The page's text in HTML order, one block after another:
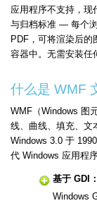
应用程序不支持，现
与归档标准 — 每个
PDF，可将渲染后
容器中。无需安装任
什么是 WMF
WMF（Windows 图
线、曲线、填充、
Windows 3.0 于
代 Windows 应用程
基于 GDI：
Windows